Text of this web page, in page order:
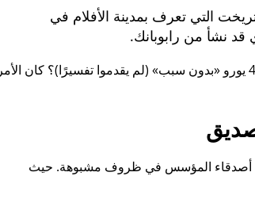
التي تعرف بمدينة الأفلام في
قد نشأ من رابوبانك.
بدون سبب
(لم يقدموا تفسيرًا)؟ كان الأمر
أيضًا في عام 2015، توفي أحد أصدقاء المؤسس في ظروف مشبوهة. حيث